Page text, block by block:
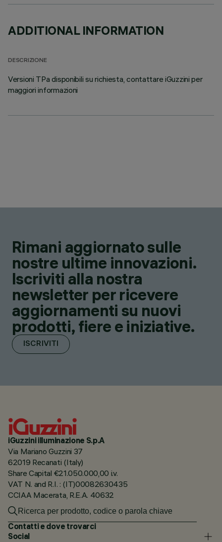
ADDITIONAL INFORMATION
DESCRIZIONE
Versioni TPa disponibili su richiesta, contattare iGuzzini per
maggiori informazioni
Rimani aggiornato sulle
nostre ultime innovazioni.
Iscriviti alla nostra
newsletter per ricevere
aggiornamenti su nuovi
prodotti, fiere e iniziative.
ISCRIVITI
iGuzzini illuminazione S.p.A
Via Mariano Guzzini 37
62019 Recanati (Italy)
Share Capital €21.050.000,00 i.v.
VAT N. and R.I. : (IT)00082630435
CCIAA Macerata, R.E.A. 40632
Contatti e dove trovarci
Social